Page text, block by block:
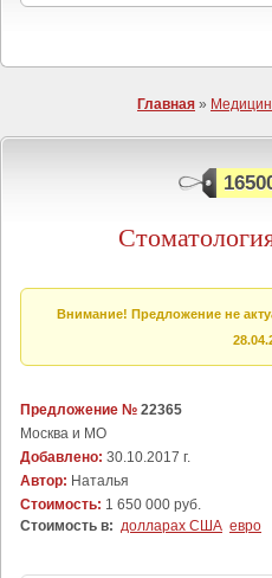
Главная »
Внимание! Предложение не
Предложение № 22365
Москва и МО
Добавлено: 30.10.2017 г.
Автор: Наталья
Стоимость: 1 650 000 руб.
Стоимость в: долларах США евро